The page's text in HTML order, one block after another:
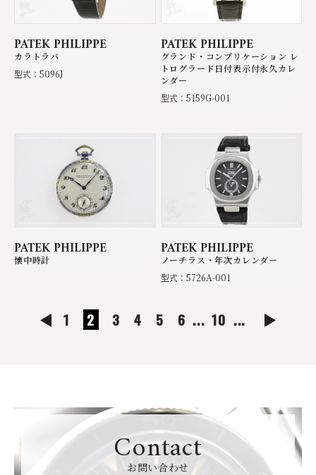
PATEK PHILIPPE
カラトラバ
型式：5096J
PATEK PHILIPPE
グランド・コンプリケーション レ
トログラード日付表示付永久カレ
ンダー
型式：5159G-001
PATEK PHILIPPE
懐中時計
PATEK PHILIPPE
ノーチラス・年次カレンダー
型式：5726A-001
1 2 3 4 5 6 ... 10 ...
Contact
お問い合わせ